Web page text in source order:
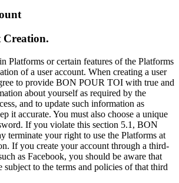
Creation.
Platforms or certain features of the Platforms
of a user account. When creating a user
to provide BON POUR TOI with true and
about yourself as required by the
and to update such information as
it accurate. You must also choose a unique
If you violate this section 5.1, BON
terminate your right to use the Platforms at
If you create your account through a third-
as Facebook, you should be aware that
to the terms and policies of that third